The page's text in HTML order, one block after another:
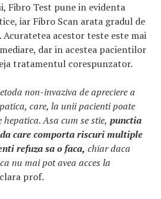
Fibro Test pune in evidenta
iar Fibro Scan arata gradul de
acestor teste este mai
dar in acestea pacientilor
tratamentul corespunzator.
non-invaziva de apreciere a
care, la unii pacienti poate
Asa cum se stie, punctia
care comporta riscuri multiple
refuza sa o faca, chiar daca
nu mai pot avea acces la
prof.